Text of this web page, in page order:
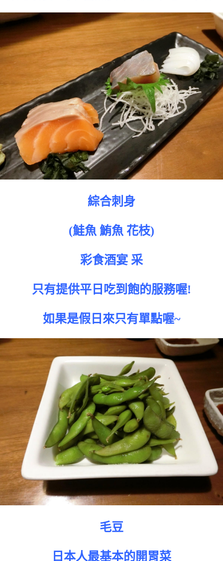
綜合刺身
(鮭魚 鮪魚 花枝)
彩食酒宴 采
只有提供平日吃到飽的服務喔!
如果是假日來只有單點喔~
毛豆
日本人最基本的開胃菜